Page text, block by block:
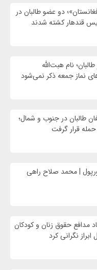
دو عضو طالبان در
قندهار کشته شدند
نام هبت‌الله
نماز جمعه ذکر نمی‌شود
طالبان در جنوب و شمال؛
قرار گرفت
| محمد صلاح راهی
نهاد مدافع حقوق زنان و کودکان
ابراز نگرانی کرد